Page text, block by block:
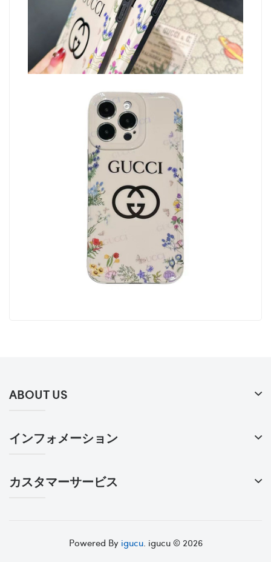
ABOUT US
インフォメーション
カスタマーサービス
Powered By igucu. igucu © 2026